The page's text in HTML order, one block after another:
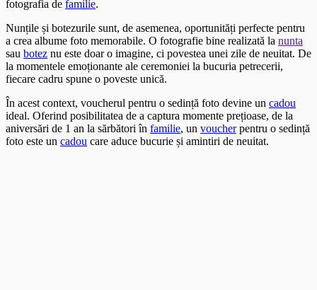
fotografia de familie.
Nunțile și botezurile sunt, de asemenea, oportunități perfecte pentru
a crea albume foto memorabile. O fotografie bine realizată la nunta
sau botez nu este doar o imagine, ci povestea unei zile de neuitat. De
la momentele emoționante ale ceremoniei la bucuria petrecerii,
fiecare cadru spune o poveste unică.
În acest context, voucherul pentru o sedință foto devine un cadou
ideal. Oferind posibilitatea de a captura momente prețioase, de la
aniversări de 1 an la sărbători în familie, un voucherpentru o sedință
foto este un cadou care aduce bucurie și amintiri de neuitat.